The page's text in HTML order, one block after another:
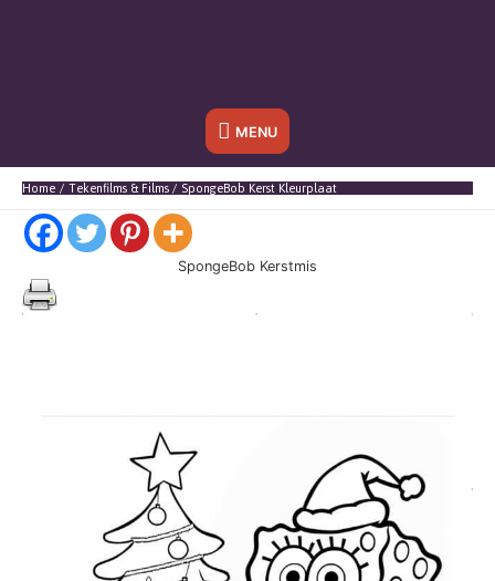
Onder
header
MENU
Home Tekenfilms & Films SpongeBob Kerst Kleurplaat
SpongeBob Kerstmis